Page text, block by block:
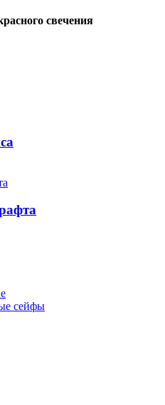
свечения
сейфы